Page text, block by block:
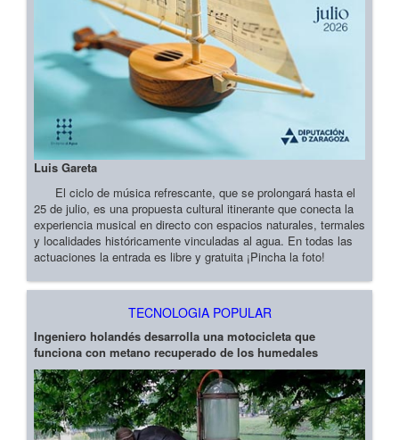
Luis Gareta
El ciclo de música refrescante, que se prolongará hasta el
25 de julio, es una propuesta cultural itinerante que conecta la
experiencia musical en directo con espacios naturales, termales
y localidades históricamente vinculadas al agua. En todas las
actuaciones la entrada es libre y gratuita ¡Pincha la foto!
TECNOLOGIA POPULAR
Ingeniero holandés desarrolla una motocicleta que
funciona con metano recuperado de los humedales